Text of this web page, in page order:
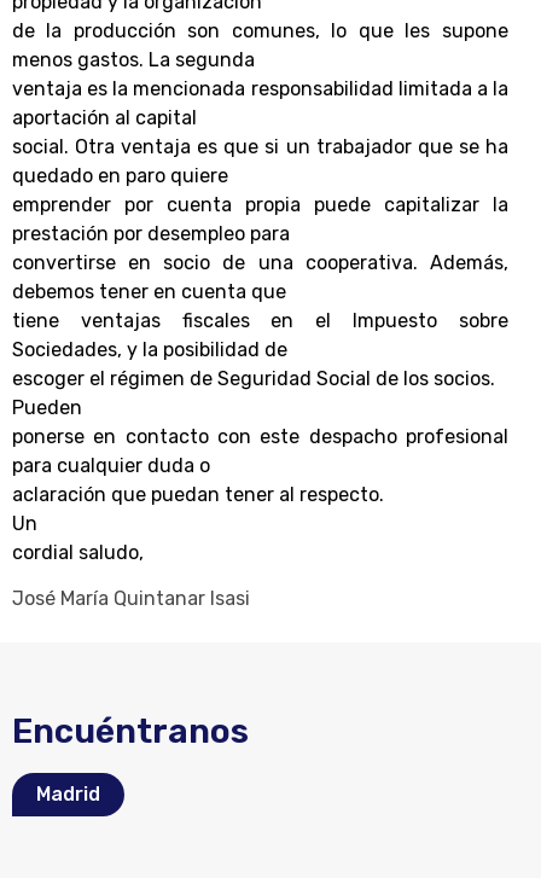
de la producción son comunes, lo que les supone
menos gastos. La segunda
ventaja es la mencionada responsabilidad limitada a la
aportación al capital
social. Otra ventaja es que si un trabajador que se ha
quedado en paro quiere
emprender por cuenta propia puede capitalizar la
prestación por desempleo para
convertirse en socio de una cooperativa. Además,
debemos tener en cuenta que
tiene ventajas fiscales en el Impuesto sobre
Sociedades, y la posibilidad de
escoger el régimen de Seguridad Social de los socios.
Pueden
ponerse en contacto con este despacho profesional
para cualquier duda o
aclaración que puedan tener al respecto.
Un
cordial saludo,
José María Quintanar Isasi
Encuéntranos
Madrid